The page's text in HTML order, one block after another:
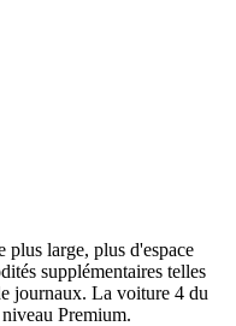
plus large, plus d'espace
supplémentaires telles
journaux. La voiture 4 du
Premium.